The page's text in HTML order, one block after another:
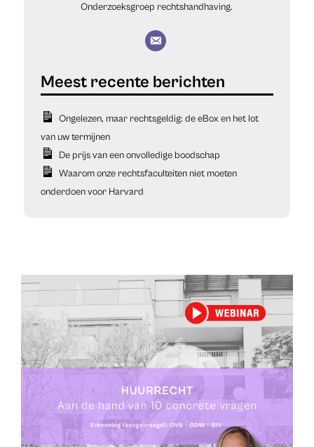
Onderzoeksgroep rechtshandhaving.
Ongelezen, maar rechtsgeldig: de eBox en het lot
van uw termijnen
De prijs van een onvolledige boodschap
Waarom onze rechtsfaculteiten niet moeten
onderdoen voor Harvard